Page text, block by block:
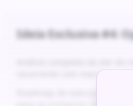
Ideia Exclusiva #4:
recorrente com margens